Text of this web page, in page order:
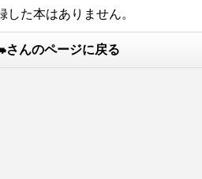
した本はありません。
さんのページに戻る